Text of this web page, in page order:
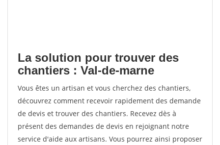
La solution pour trouver des
chantiers : Val-de-marne
Vous êtes un artisan et vous cherchez des chantiers,
découvrez comment recevoir rapidement des demande
de devis et trouver des chantiers. Recevez dès à
présent des demandes de devis en rejoignant notre
service d'aide aux artisans. Vous pourrez ainsi proposer